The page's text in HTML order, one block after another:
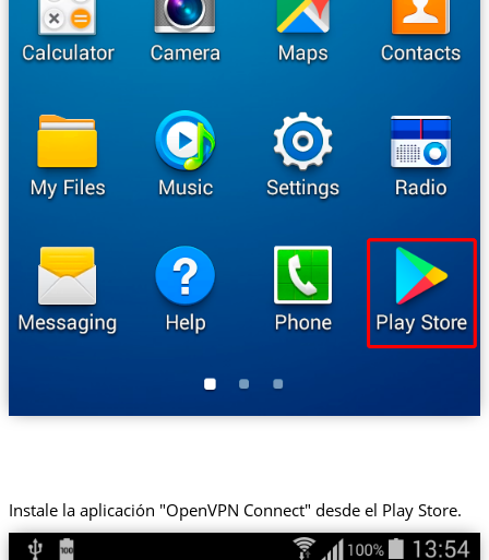
Instale la aplicación "OpenVPN Connect" desde el Play Store.